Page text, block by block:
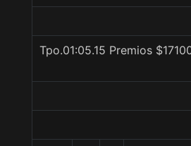
Tpo.01:05.15 Premios